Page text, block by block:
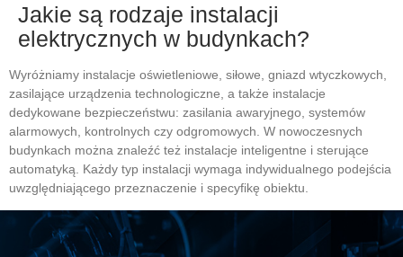
Jakie są rodzaje instalacji
elektrycznych w budynkach?
Wyróżniamy instalacje oświetleniowe, siłowe, gniazd wtyczkowych,
zasilające urządzenia technologiczne, a także instalacje
dedykowane bezpieczeństwu: zasilania awaryjnego, systemów
alarmowych, kontrolnych czy odgromowych. W nowoczesnych
budynkach można znaleźć też instalacje inteligentne i sterujące
automatyką. Każdy typ instalacji wymaga indywidualnego podejścia
uwzględniającego przeznaczenie i specyfikę obiektu.